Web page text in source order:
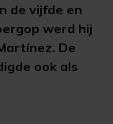
de vijfde en
werd hij
De
ook als